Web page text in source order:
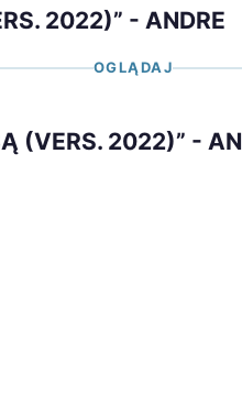
2022)” - ANDRE
OGLĄDAJ
(VERS. 2022)” -